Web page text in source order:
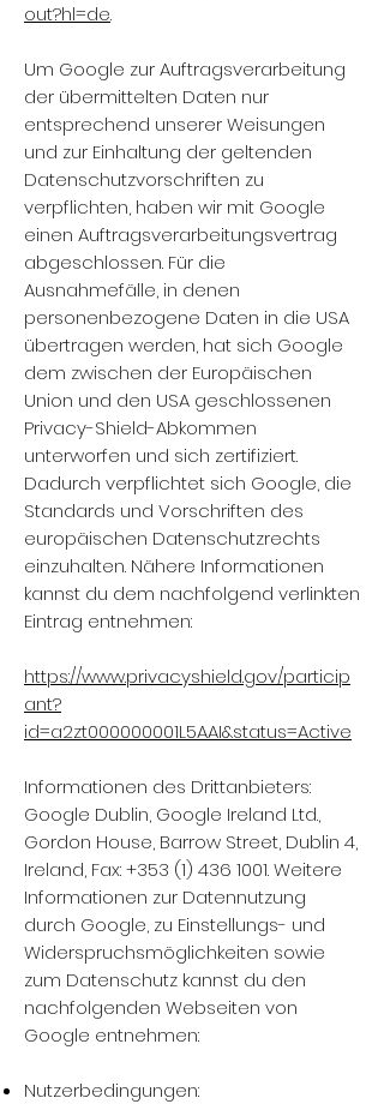
out?hl=de.
Um Google zur Auftragsverarbeitung
der übermittelten Daten nur
entsprechend unserer Weisungen
und zur Einhaltung der geltenden
Datenschutzvorschriften zu
verpflichten, haben wir mit Google
einen Auftragsverarbeitungsvertrag
abgeschlossen. Für die
Ausnahmefälle, in denen
personenbezogene Daten in die USA
übertragen werden, hat sich Google
dem zwischen der Europäischen
Union und den USA geschlossenen
Privacy-Shield-Abkommen
unterworfen und sich zertifiziert.
Dadurch verpflichtet sich Google, die
Standards und Vorschriften des
europäischen Datenschutzrechts
einzuhalten. Nähere Informationen
kannst du dem nachfolgend verlinkten
Eintrag entnehmen:
https://www.privacyshield.gov/particip
ant?
id=a2zt000000001L5AAI&status=Active
Informationen des Drittanbieters:
Google Dublin, Google Ireland Ltd.,
Gordon House, Barrow Street, Dublin 4,
Ireland, Fax:+353 (1) 436 1001. Weitere
Informationen zur Datennutzung
durch Google, zu Einstellungs- und
Widerspruchsmöglichkeiten sowie
zum Datenschutz kannst du den
nachfolgenden Webseiten von
Google entnehmen:
Nutzerbedingungen: